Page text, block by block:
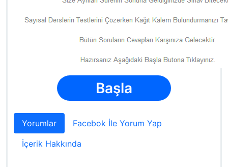
Başla
Yorumlar
Facebok İle Yorum Yap
İçerik Hakkında